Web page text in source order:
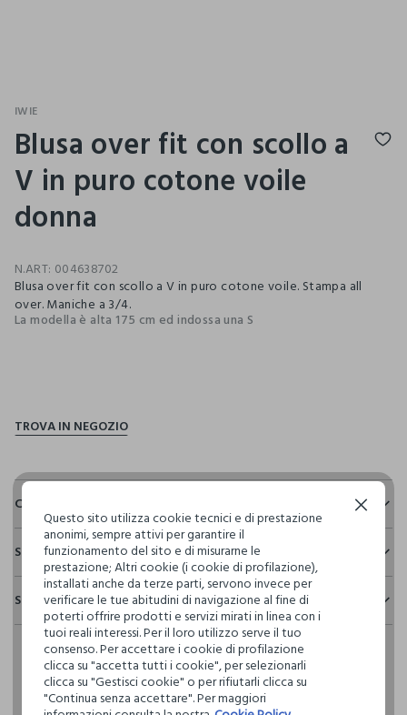
IWIE
Blusa over fit con scollo a
V in puro cotone voile
donna
N.ART: 004638702
Blusa over fit con scollo a V in puro cotone voile. Stampa all
over. Maniche a 3/4.
La modella è alta 175 cm ed indossa una S
Composizione e cura
Composizione:
100% COTONE
NON CANDEGGIARE
TEMPERATURA MASSIMA 30°C - PROCEDURA MOLTO
DELICATA
Sostenibilità e trasparenza
Sicurezza
Il 100% dei nostri articoli viene sottoposto a test chimico-
fisici, per verificarne il rispetto dei limiti che abbiamo
definito per l’uso di sostanze chimiche, talvolta anche più
restrittivi rispetto a quelli previsti dalla normativa
internazionale.
Clicca qui per vedere i dettagli
Spedizione e resi
Hai fino a 30 giorni dalla consegna del tuo ordine online per
cambiare idea e restituire i prodotti che hai acquistato.
Questo sito utilizza cookie tecnici e di prestazione
anonimi, sempre attivi per garantire il
funzionamento del sito e di misurarne le
prestazione; Altri cookie (i cookie di profilazione),
installati anche da terze parti, servono invece per
verificare le tue abitudini di navigazione al fine di
poterti offrire prodotti e servizi mirati in linea con i
tuoi reali interessi. Per il loro utilizzo serve il tuo
consenso. Per accettare i cookie di profilazione
clicca su "accetta tutti i cookie", per selezionarli
clicca su "Gestisci cookie" o per rifiutarli clicca su
"Continua senza accettare". Per maggiori
Continua senza accettare